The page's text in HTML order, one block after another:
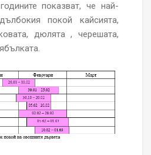
показват, че най-
покой кайсията,
дюлята , черешата,